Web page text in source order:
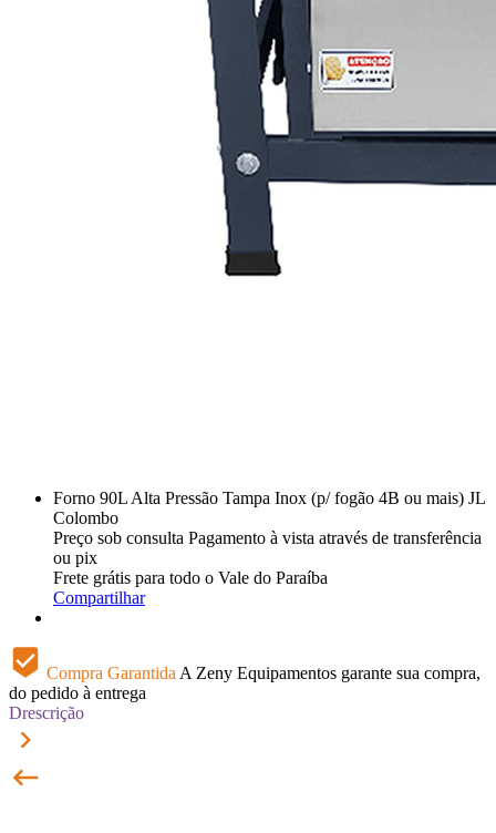
Forno 90L Alta Pressão Tampa Inox (p/ fogão 4B ou mais) JL
Colombo
Preço sob consulta Pagamento à vista através de transferência
ou pix
Frete grátis para todo o Vale do Paraíba
Compartilhar
beenhere Compra Garantida A Zeny Equipamentos garante sua compra,
do pedido à entrega
Drescrição
keyboard_arrow_right
keyboard_backspace